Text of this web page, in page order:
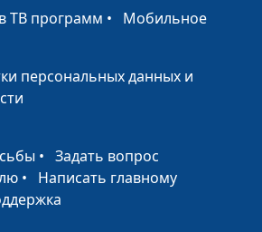
себя
священнослужитель и
Елена Варнавская
Елена Варнавская
Юлия Уткина, Николай
ТВ программ • Мобильное
персональных данных и
• Задать вопрос
• Написать главному